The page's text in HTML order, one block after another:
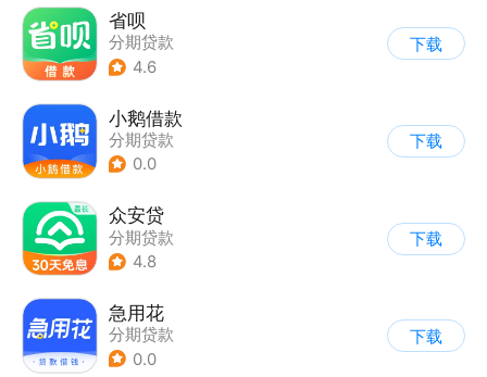
省呗
分期贷款
4.6
下载
小鹅借款
分期贷款
0.0
下载
众安贷
分期贷款
4.8
下载
急用花
分期贷款
0.0
下载